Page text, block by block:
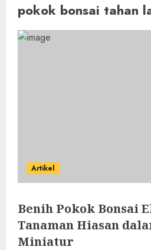
pokok bonsai tahan
Artikel
Benih Pokok Bonsai
Tanaman Hiasan
Miniatur